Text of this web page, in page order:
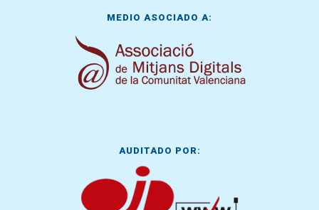
MEDIO ASOCIADO A:
AUDITADO POR: